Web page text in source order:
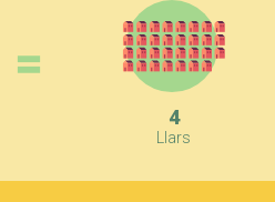
4
Llars